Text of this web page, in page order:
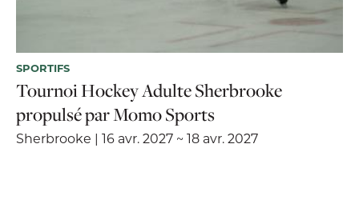
SPORTIFS
Tournoi Hockey Adulte Sherbrooke
propulsé par Momo Sports
Sherbrooke | 16 avr. 2027 ~ 18 avr. 2027